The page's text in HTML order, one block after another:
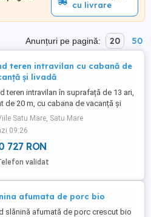
cu livrare
Anunțuri pe pagină: 20 50
teren intravilan cu cabană de
și livadă
teren intravilan în suprafață de 13 ari,
de 20 m, cu cabana de vacanță și
de pomi fructiferi pe rod. Curent și
introduse, gaz- ul și canalizarea, la
Strada asfaltata, liniștită. Preț
Satu Mare, Satu Mare
09:26
727 RON
validat
afumata de porc bio
slănină afumată de porc crescut bio